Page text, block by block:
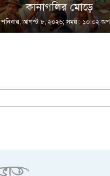
কানাগলির মোড়ে
শনিবার, আগস্ট ৮, ২০২৬; সময় : ১০:০২